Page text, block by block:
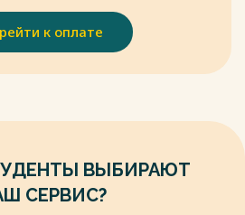
страны // Вестник Института
наук. 2021. №4.
Национальные интересы
сущность и классификация //
к оплате
ВЫБИРАЮТ
СЕРВИС?